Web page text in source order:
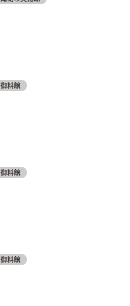
御料館
御料館
御料館